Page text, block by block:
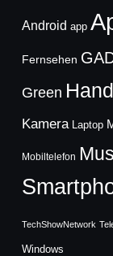
Android app
Fernsehen
Green
Kamera Laptop
Mobiltelefon
TechShowNetwork
Windows